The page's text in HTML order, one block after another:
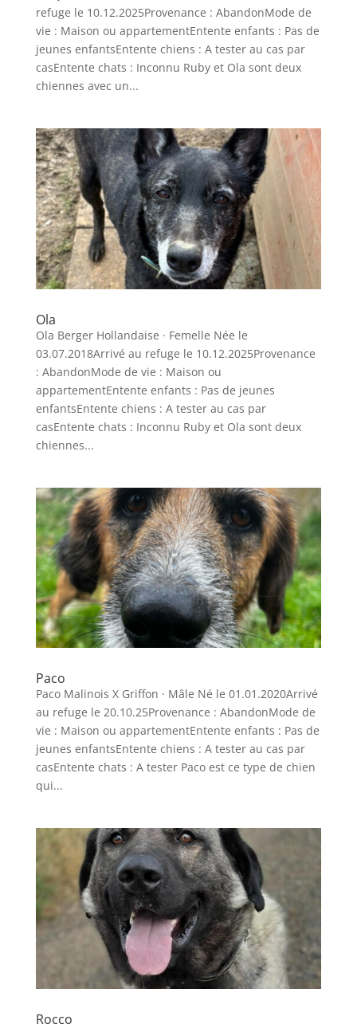
refuge le 10.12.2025Provenance : AbandonMode de
vie : Maison ou appartementEntente enfants : Pas de
jeunes enfantsEntente chiens : A tester au cas par
casEntente chats : Inconnu Ruby et Ola sont deux
chiennes avec un...
Ola
Ola Berger Hollandaise · Femelle Née le
03.07.2018Arrivé au refuge le 10.12.2025Provenance
: AbandonMode de vie : Maison ou
appartementEntente enfants : Pas de jeunes
enfantsEntente chiens : A tester au cas par
casEntente chats : Inconnu Ruby et Ola sont deux
chiennes...
Paco
Paco Malinois X Griffon · Mâle Né le 01.01.2020Arrivé
au refuge le 20.10.25Provenance : AbandonMode de
vie : Maison ou appartementEntente enfants : Pas de
jeunes enfantsEntente chiens : A tester au cas par
casEntente chats : A tester Paco est ce type de chien
qui...
Rocco